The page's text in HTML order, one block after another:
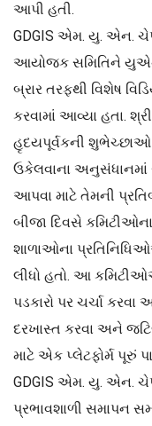
આપી હતી.
GDGIS એમ. યુ. એન.
આયોજક સમિતિને
બ્રાર તરફથી વિશેષ
કરવામાં આવ્યા હતા.
હૃદયપૂર્વકની
ઉકેલવાના
આપવા માટે તેમની
બીજા દિવસે
શાળાઓના
લીધો હતો. આ
પડકારો પર ચર્ચા કરવા
દરખાસ્ત કરવા અને
માટે એક પ્લેટફોર્મ પૂરું
GDGIS એમ. યુ. એન.
પ્રભાવશાળી સમાપન